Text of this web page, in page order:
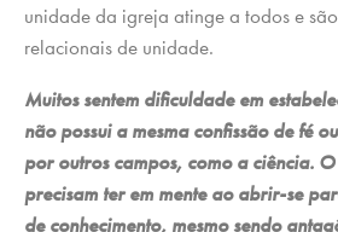
unidade da igreja atinge a todos e
relacionais de unidade.
Muitos sentem dificuldade em
não possui a mesma confissão de fé
por outros campos, como a ciência.
precisam ter em mente ao abrir-se
de conhecimento, mesmo sendo